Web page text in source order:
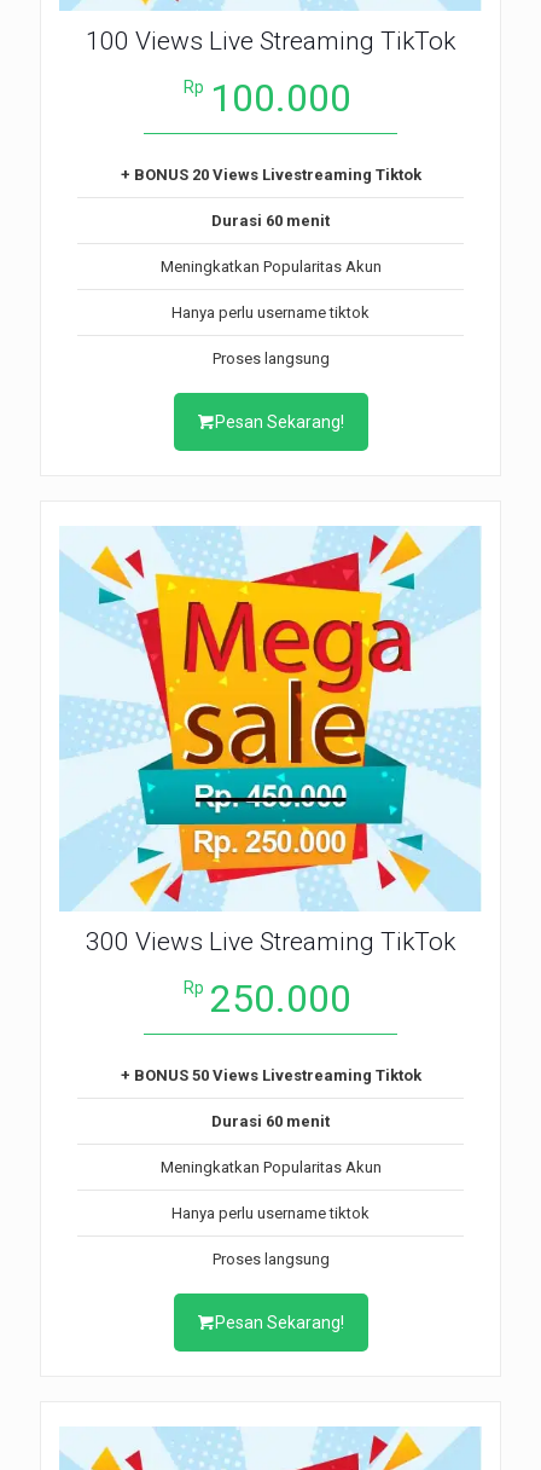
100 Views Live Streaming TikTok
Rp 100.000
+ BONUS 20 Views Livestreaming Tiktok
Durasi 60 menit
Meningkatkan Popularitas Akun
Hanya perlu username tiktok
Proses langsung
Pesan Sekarang!
300 Views Live Streaming TikTok
Rp 250.000
+ BONUS 50 Views Livestreaming Tiktok
Durasi 60 menit
Meningkatkan Popularitas Akun
Hanya perlu username tiktok
Proses langsung
Pesan Sekarang!